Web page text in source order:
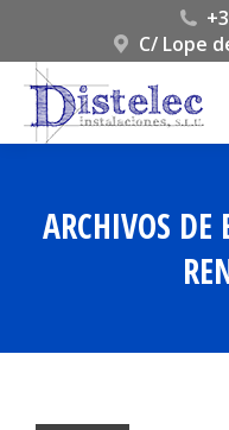
C/ Lope
ARCHIVOS DE